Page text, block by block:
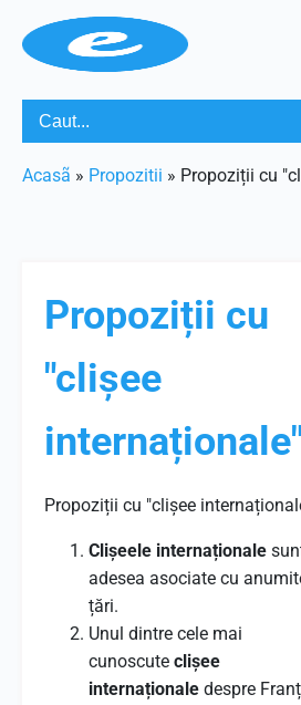
Acasã » Propozitii » Propoziții cu
Propoziții cu
"clișee
Propoziții cu "clișee
Clișeele internaționale
adesea asociate cu
țări.
Unul dintre cele mai
cunoscute clișee
internaționale despre